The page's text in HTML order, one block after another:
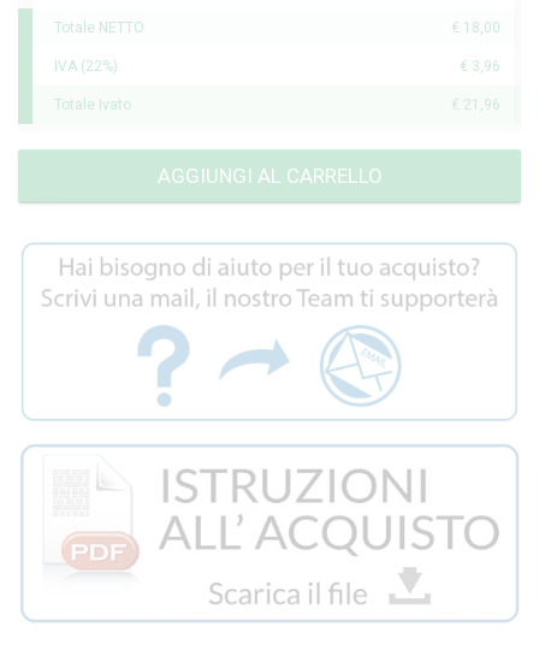
Totale NETTO € 18,00
IVA (22%) € 3,96
Totale Ivato € 21,96
AGGIUNGI AL CARRELLO